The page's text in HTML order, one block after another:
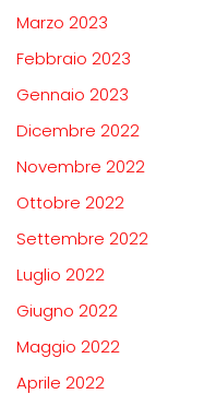
Marzo 2023
Febbraio 2023
Gennaio 2023
Dicembre 2022
Novembre 2022
Ottobre 2022
Settembre 2022
Luglio 2022
Giugno 2022
Maggio 2022
Aprile 2022